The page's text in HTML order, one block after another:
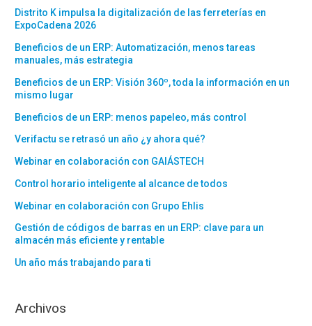
Distrito K impulsa la digitalización de las ferreterías en
ExpoCadena 2026
Beneficios de un ERP: Automatización, menos tareas
manuales, más estrategia
Beneficios de un ERP: Visión 360º, toda la información en un
mismo lugar
Beneficios de un ERP: menos papeleo, más control
Verifactu se retrasó un año ¿y ahora qué?
Webinar en colaboración con GAIÁSTECH
Control horario inteligente al alcance de todos
Webinar en colaboración con Grupo Ehlis
Gestión de códigos de barras en un ERP: clave para un
almacén más eficiente y rentable
Un año más trabajando para ti
Archivos